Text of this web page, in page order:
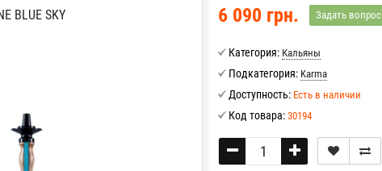
BLUE SKY 6 090 грн. Задать вопрос
Категория: Кальяны
Подкатегория: Karma
Доступность: Есть в наличии
Код товара: 30194